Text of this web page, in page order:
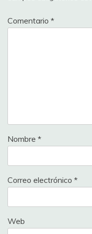
Comentario *
Nombre *
Correo electrónico *
Web